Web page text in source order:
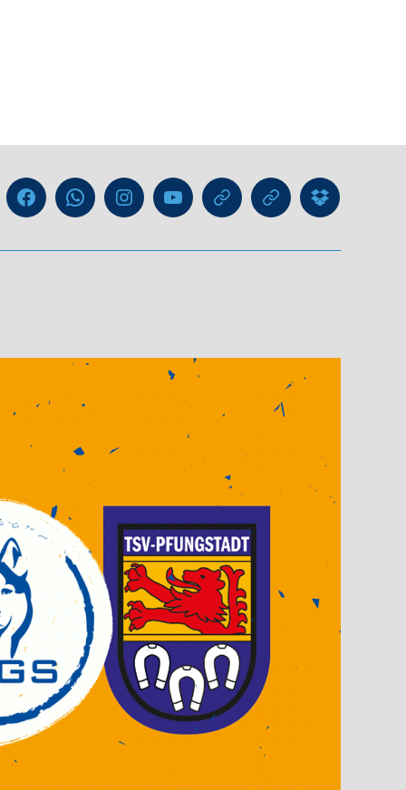
FacebookWhatsApp-InstagramYouTubeGIPHYThreads
Trainer